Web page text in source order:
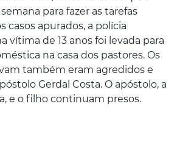
para fazer as tarefas
casos apurados, a polícia
vítima de 13 anos foi levada para
na casa dos pastores. Os
também eram agredidos e
Gerdal Costa. O apóstolo, a
e o filho continuam presos.